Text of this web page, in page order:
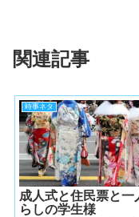
関連記事
時事ネタ
成人式と住民票と一
らしの学生様